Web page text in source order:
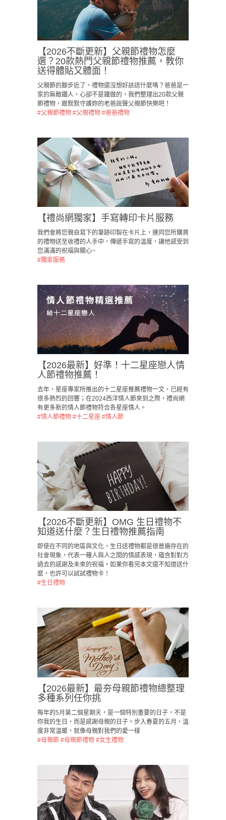
【2026不斷更新】父親節禮物怎麼
選？20款熱門父親節禮物推薦，教你
送得體貼又體面！
父親節的腳步近了，禮物還沒想好該送什麼嗎？爸爸是一
家的無敵鐵人，心卻不是鐵做的，我們整理出20款父親
節禮物，跟默默守護妳的老爸說聲父親節快樂吧！
#父親節禮物 #父親禮物 #爸爸禮物
【禮尚網獨家】手寫轉印卡片服務
我們會將您親自寫下的筆跡印製在卡片上，連同您所購買
的禮物送至收禮的人手中，傳遞手寫的溫度，讓他感受到
您滿滿的祝福與關心~
#獨家服務
【2026最新】好準！十二星座戀人情
人節禮物推薦！
去年，星座專家所推出的十二星座推薦禮物一文，已經有
很多熱烈的回響；在2024西洋情人節來到之際，禮尚網
有更多新的情人節禮物符合各星座情人。
#情人節禮物 #十二星座 #情人節
【2026不斷更新】OMG 生日禮物不
知道送什麼？生日禮物推薦指南
即使在不同的地區與文化，生日送禮物都是很普遍存在的
社會現象，代表一種人與人之間的情感表現，蘊含對對方
過去的感謝及未來的祝福。如果你看完本文還不知道送什
麼，也許可以試試禮物卡！
#生日禮物
【2026最新】最夯母親節禮物總整理
多種系列任你挑
每年的5月第二個星期天，是一個特別重要的日子，不是
你我的生日，而是感謝母親的日子。步入春夏的五月，溫
度非常溫暖，就像母親對我們的愛一樣
#母親節 #母親節禮物 #女生禮物